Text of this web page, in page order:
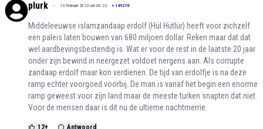
plurk 13 februari 2023 om 00:22 + 149276
Middeleeuwse islamzandaap erdolf (Hül Hütlür) heeft voor zichzelf
een paleis laten bouwen van 680 miljoen dollar. Reken maar dat dat
wel aardbevingsbestendig is. Wat er voor de rest in de laatste 20 jaar
onder zijn bewind in neergezet voldoet nergens aan. Als corrupte
zandaap erdolf maar kon verdienen. De tijd van erdolfje is na deze
ramp echter voorgoed voorbij. De man is vanaf het begin een enorme
ramp geweest voor zijn land maar de meeste turken snapten dat niet.
Voor de mensen daar is dit nu de ultieme nachtmerrie.